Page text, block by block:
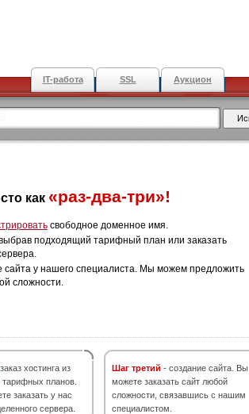
IT-работа SSL Аукцион
как «раз-два-три»!
свободное доменное имя.
выбрав подходящий тарифный план или заказать
сайта у нашего специалиста. Мы можем предложить
сложности.
хостинга из
планов.
заказать у нас
сервера.
Шаг третий - создание сайта. Вы
можете заказать сайт любой
сложности, связавшись с нашим
специалистом.